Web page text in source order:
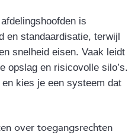
is
en standaardisatie, terwijl
snelheid eisen. Vaak leidt
opslag en risicovolle silo’s.
kies je een systeem dat
over toegangsrechten